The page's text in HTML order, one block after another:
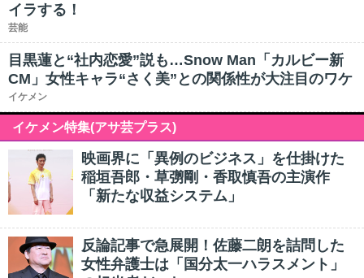
イラする！
芸能
目黒蓮と“社内恋愛”説も…Snow Man「カルビー新
CM」女性キャラ“さく美”との関係性が大注目のワケ
イケメン
イケメン特集(アサ芸プラス)
映画界に「異例のビジネス」を仕掛けた
稲垣吾郎・草彅剛・香取慎吾の主演作
「新たな収益システム」
反論記事で急展開！佐藤二朗を詰問した
女性弁護士は「国分太一ハラスメント」